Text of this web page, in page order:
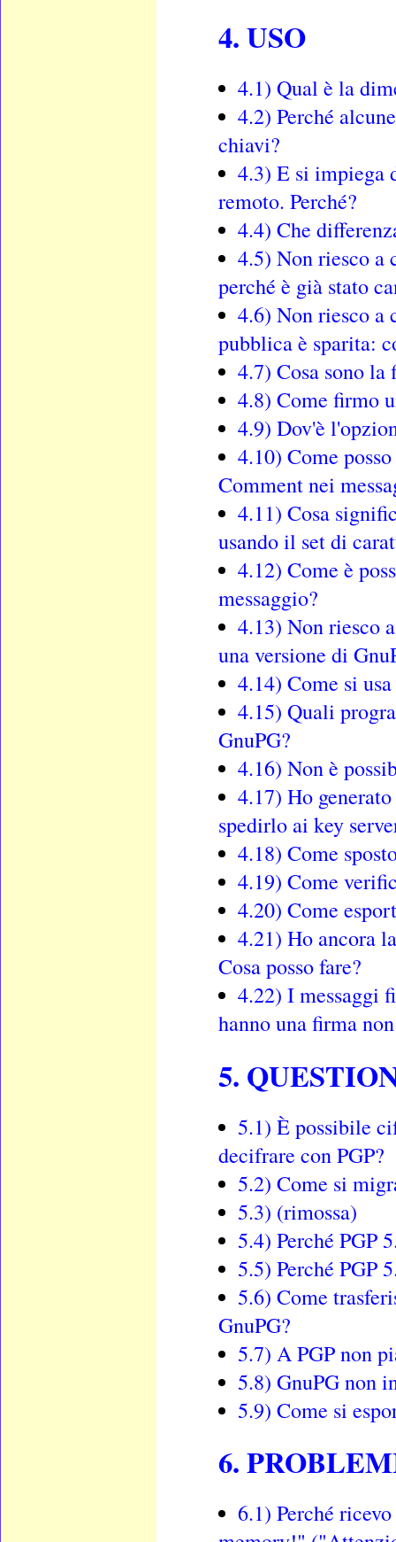
4. USO
4.1) Qual è la
4.2) Perché
chiavi?
4.3) E si impiega
remoto. Perché?
4.4) Che
4.5) Non riesco a
perché è già stato
4.6) Non riesco a
pubblica è sparita:
4.7) Cosa sono
4.8) Come firmo
4.9) Dov'è
4.10) Come
Comment nei
4.11) Cosa
usando il set di
4.12) Come è
messaggio?
4.13) Non riesco
una versione di
4.14) Come si
4.15) Quali
GnuPG?
4.16) Non è
4.17) Ho
spedirlo ai key
4.18) Come
4.19) Come
4.20) Come
4.21) Ho ancora
Cosa posso fare?
4.22) I messaggi
hanno una firma
5.
5.1) È possibile
decifrare con PGP?
5.2) Come si
5.3) (rimossa)
5.4) Perché PGP
5.5) Perché PGP
5.6) Come
GnuPG?
5.7) A PGP non
5.8) GnuPG non
5.9) Come si
6.
6.1) Perché